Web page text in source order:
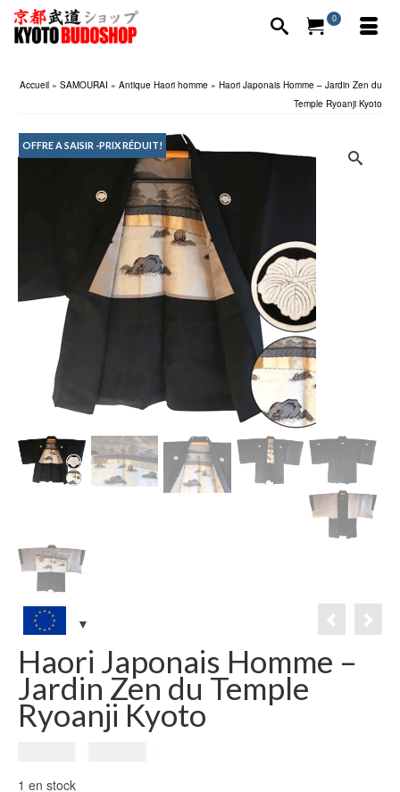
0
Accueil » SAMOURAI » Antique Haori homme » Haori Japonais Homme – Jardin Zen du
Temple Ryoanji Kyoto
OFFRE A SAISIR -PRIX RÉDUIT!
Haori Japonais Homme –
Jardin Zen du Temple
Ryoanji Kyoto
1 en stock